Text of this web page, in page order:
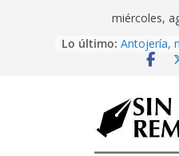
miércoles,
Lo último: Amor
Antojería,
Misa de 12